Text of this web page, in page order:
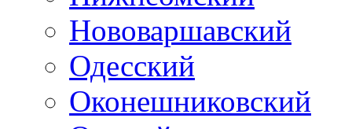
Нововаршавский
Одесский
Оконешниковский